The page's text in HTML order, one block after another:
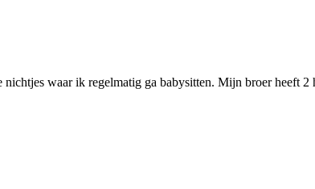
waar ik regelmatig ga babysitten. Mijn broer heeft